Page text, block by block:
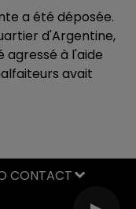
a été déposée.
d'Argentine,
agressé à l'aide
avait
CONTACT